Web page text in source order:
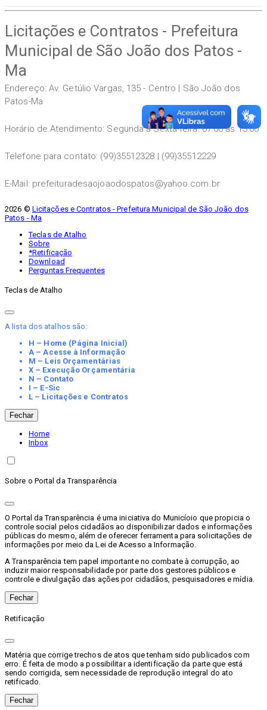
Licitações e Contratos - Prefeitura
Municipal de São João dos Patos -
Ma
Endereço: Av. Getúlio Vargas, 135 - Centro | São João dos
Patos-Ma
Horário de Atendimento: Segunda a Sexta-feira: 07:00 às 13:00
Telefone para contato: (99)35512328 | (99)35512229
E-Mail: prefeituradesaojoaodospatos@yahoo.com.br
2026 © Licitações e Contratos - Prefeitura Municipal de São João dos
Patos - Ma
Teclas de Atalho
Sobre
*Retificação
Download
Perguntas Frequentes
Teclas de Atalho
A lista dos atalhos são:
H – Home (Página Inicial)
A – Acesse à Informação
M – Leis Orçamentárias
X – Execução Orçamentária
N – Contato
I – E-Sic
L – Licitações e Contratos
Fechar
Home
Inbox
Sobre o Portal da Transparência
O Portal da Transparência é uma iniciativa do Municíoio que propicia o
controle social pelos cidadãos ao disponibilizar dados e informações
públicas do mesmo, além de oferecer ferramenta para solicitações de
informações por meio da Lei de Acesso a Informação.
A Transparência tem papel importante no combate à corrupção, ao
induzir maior responsabilidade por parte dos gestores públicos e
controle e divulgação das ações por cidadãos, pesquisadores e mídia.
Fechar
Retificação
Matéria que corrige trechos de atos que tenham sido publicados com
erro. É feita de modo a possibilitar a identificação da parte que está
sendo corrigida, sem necessidade de reprodução integral do ato
retificado.
Fechar